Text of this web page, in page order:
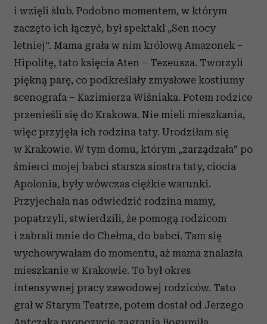
i wzięli ślub. Podobno momentem, w którym
zaczęto ich łączyć, był spektakl „Sen nocy
letniej”. Mama grała w nim królową Amazonek –
Hipolitę, tato księcia Aten – Tezeusza. Tworzyli
piękną parę, co podkreślały zmysłowe kostiumy
scenografa – Kazimierza Wiśniaka. Potem rodzice
przenieśli się do Krakowa. Nie mieli mieszkania,
więc przyjęła ich rodzina taty. Urodziłam się
w Krakowie. W tym domu, którym „zarządzała” po
śmierci mojej babci starsza siostra taty, ciocia
Apolonia, były wówczas ciężkie warunki.
Przyjechała nas odwiedzić rodzina mamy,
popatrzyli, stwierdzili, że pomogą rodzicom
i zabrali mnie do Chełma, do babci. Tam się
wychowywałam do momentu, aż mama znalazła
mieszkanie w Krakowie. To był okres
intensywnej pracy zawodowej rodziców. Tato
grał w Starym Teatrze, potem dostał od Jerzego